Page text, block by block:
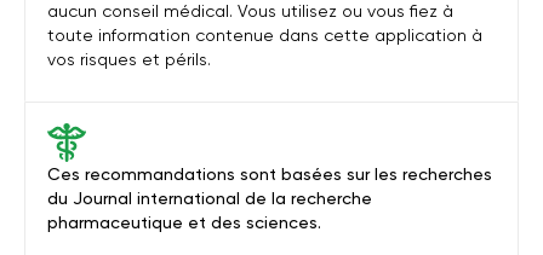
Ces recommandations sont basées sur les recherches
du Journal international de la recherche
pharmaceutique et des sciences.
aucun conseil médical. Vous utilisez ou vous fiez à
toute information contenue dans cette application à
vos risques et périls.